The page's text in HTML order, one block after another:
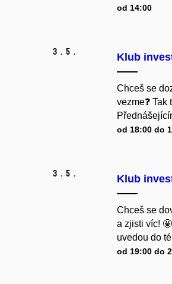
od 14:00
3. 5. Klub
Chceš se
vezme❓
od 18:00 do
3. 5. Klub
Chceš se
a zjisti víc!
uvedou do
od 19:00 do